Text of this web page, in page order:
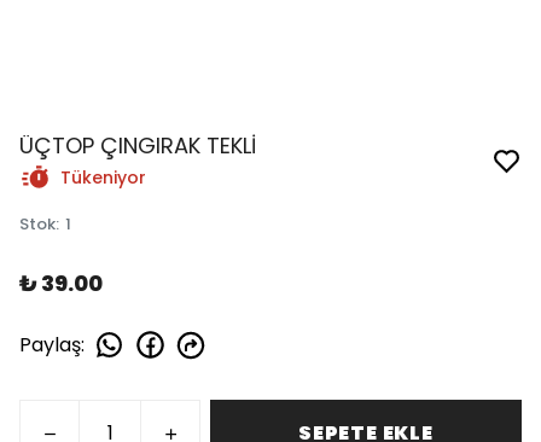
ÜÇTOP ÇINGIRAK TEKLİ
Tükeniyor
Stok: 1
₺ 39.00
Paylaş:
SEPETE EKLE